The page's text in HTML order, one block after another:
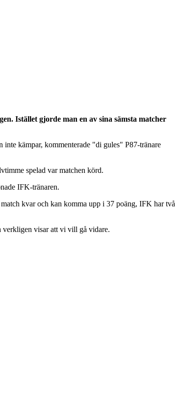
Istället gjorde man en av sina sämsta matcher
inte kämpar, kommenterade "di gules" P87-tränare
spelad var matchen körd.
IFK-tränaren.
kvar och kan komma upp i 37 poäng, IFK har två
verkligen visar att vi vill gå vidare.